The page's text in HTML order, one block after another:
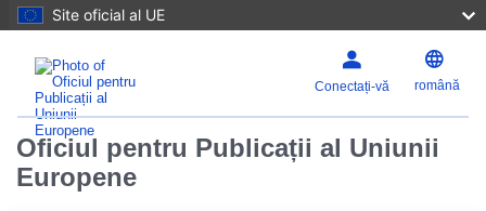
Site oficial al UE
Conectați-vă română
Oficiul pentru Publicații al Uniunii
Europene